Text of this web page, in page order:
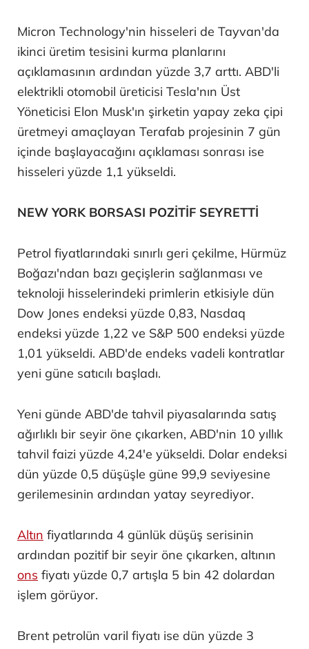
Micron Technology'nin hisseleri de Tayvan'da
ikinci üretim tesisini kurma planlarını
açıklamasının ardından yüzde 3,7 arttı. ABD'li
elektrikli otomobil üreticisi Tesla'nın Üst
Yöneticisi Elon Musk'ın şirketin yapay zeka çipi
üretmeyi amaçlayan Terafab projesinin 7 gün
içinde başlayacağını açıklaması sonrası ise
hisseleri yüzde 1,1 yükseldi.
NEW YORK BORSASI POZİTİF SEYRETTİ
Petrol fiyatlarındaki sınırlı geri çekilme, Hürmüz
Boğazı'ndan bazı geçişlerin sağlanması ve
teknoloji hisselerindeki primlerin etkisiyle dün
Dow Jones endeksi yüzde 0,83, Nasdaq
endeksi yüzde 1,22 ve S&P 500 endeksi yüzde
1,01 yükseldi. ABD'de endeks vadeli kontratlar
yeni güne satıcılı başladı.
Yeni günde ABD'de tahvil piyasalarında satış
ağırlıklı bir seyir öne çıkarken, ABD'nin 10 yıllık
tahvil faizi yüzde 4,24'e yükseldi. Dolar endeksi
dün yüzde 0,5 düşüşle güne 99,9 seviyesine
gerilemesinin ardından yatay seyrediyor.
Altın fiyatlarında 4 günlük düşüş serisinin
ardından pozitif bir seyir öne çıkarken, altının
ons fiyatı yüzde 0,7 artışla 5 bin 42 dolardan
işlem görüyor.
Brent petrolün varil fiyatı ise dün yüzde 3